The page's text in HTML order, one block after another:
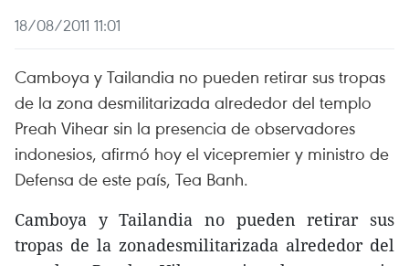
18/08/2011 11:01
Camboya y Tailandia no pueden retirar sus tropas
de la zona desmilitarizada alrededor del templo
Preah Vihear sin la presencia de observadores
indonesios, afirmó hoy el vicepremier y ministro de
Defensa de este país, Tea Banh.
Camboya y Tailandia no pueden retirar sus
tropas de la zonadesmilitarizada alrededor del